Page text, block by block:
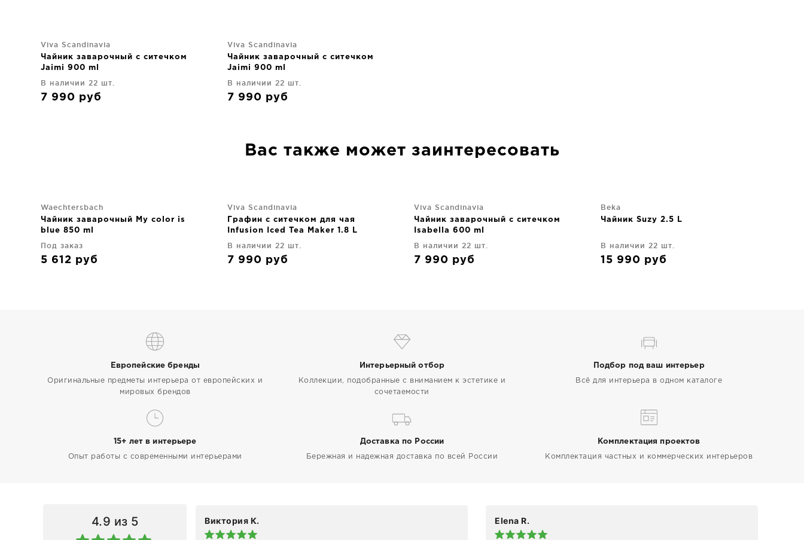
Viva Scandinavia
Чайник заварочный с ситечком
Jaimi 900 ml
В наличии 22 шт.
7 990 руб
Viva Scandinavia
Чайник заварочный с ситечком
Jaimi 900 ml
В наличии 22 шт.
7 990 руб
Вас также может заинтересовать
Waechtersbach
Чайник заварочный My color is
blue 850 ml
Под заказ
5 612 руб
Viva Scandinavia
Графин с ситечком для чая
Infusion Iced Tea Maker 1.8 L
В наличии 22 шт.
7 990 руб
Viva Scandinavia
Чайник заварочный с ситечком
Isabella 600 ml
В наличии 22 шт.
7 990 руб
Beka
Чайник Suzy 2.5 L
В наличии 22 шт.
15 990 руб
Европейские бренды
Оригинальные предметы интерьера от европейских и
мировых брендов
Интерьерный отбор
Коллекции, подобранные с вниманием к эстетике и
сочетаемости
Подбор под ваш интерьер
Всё для интерьера в одном каталоге
15+ лет в интерьере
Опыт работы с современными интерьерами
Доставка по России
Бережная и надежная доставка по всей России
Комплектация проектов
Комплектация частных и коммерческих интерьеров
4.9 из 5 Виктория К. Elena R.